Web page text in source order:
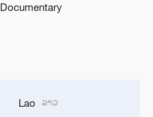
Documentary
Lao ລາວ